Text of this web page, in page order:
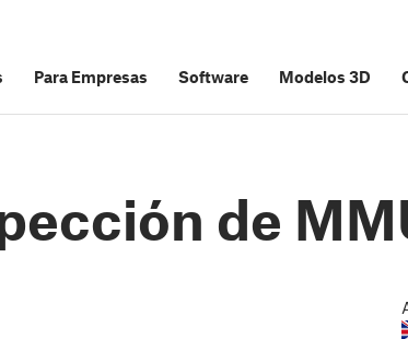
Para Empresas Software Modelos 3D
de